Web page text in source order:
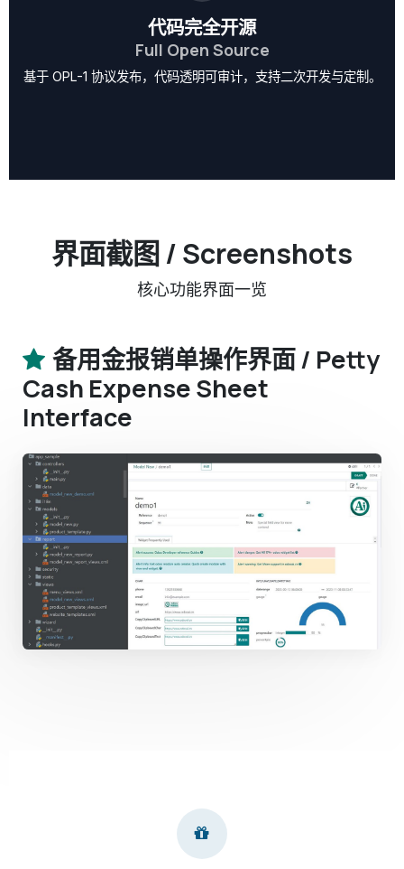
代码完全开源
Full Open Source
基于 OPL-1 协议发布，代码透明可审计，支持二次开发与定制。
界面截图 / Screenshots
核心功能界面一览
备用金报销单操作界面 / Petty
Cash Expense Sheet
Interface